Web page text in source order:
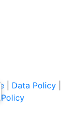
Data Policy